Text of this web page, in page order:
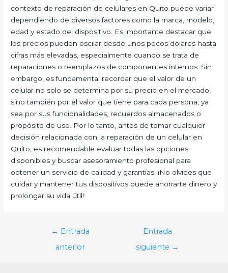
contexto de reparación de celulares en Quito puede variar
dependiendo de diversos factores como la marca, modelo,
edad y estado del dispositivo. Es importante destacar que
los precios pueden oscilar desde unos pocos dólares hasta
cifras más elevadas, especialmente cuando se trata de
reparaciones o reemplazos de componentes internos. Sin
embargo, es fundamental recordar que el valor de un
celular no solo se determina por su precio en el mercado,
sino también por el valor que tiene para cada persona, ya
sea por sus funcionalidades, recuerdos almacenados o
propósito de uso. Por lo tanto, antes de tomar cualquier
decisión relacionada con la reparación de un celular en
Quito, es recomendable evaluar todas las opciones
disponibles y buscar asesoramiento profesional para
obtener un servicio de calidad y garantías. ¡No olvides que
cuidar y mantener tus dispositivos puede ahorrarte dinero y
prolongar su vida útil!
Navegación
entradas
← Entrada
anterior
Entrada
siguiente →